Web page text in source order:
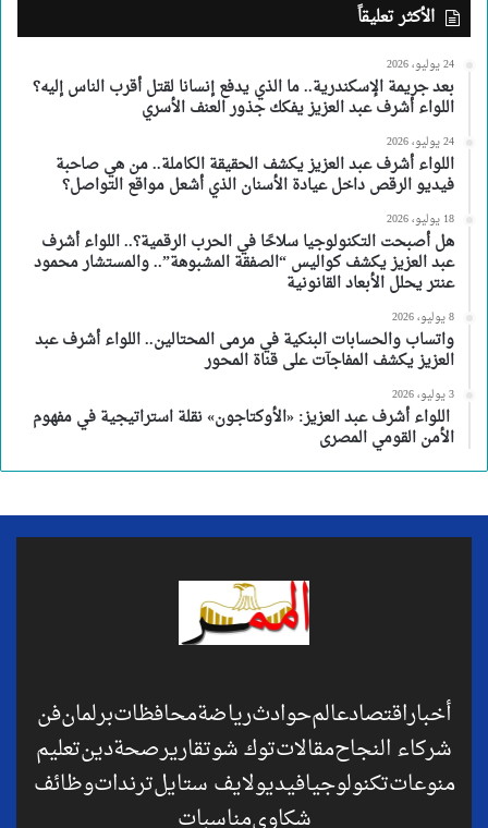
الأكثر تعليقاً
24 يوليو، 2026
بعد جريمة الإسكندرية.. ما الذي يدفع إنسانا لقتل أقرب الناس إليه؟
اللواء أشرف عبد العزيز يفكك جذور العنف الأسري
24 يوليو، 2026
اللواء أشرف عبد العزيز يكشف الحقيقة الكاملة.. من هي صاحبة
فيديو الرقص داخل عيادة الأسنان الذي أشعل مواقع التواصل؟
18 يوليو، 2026
هل أصبحت التكنولوجيا سلاحًا في الحرب الرقمية؟.. اللواء أشرف
عبد العزيز يكشف كواليس “الصفقة المشبوهة”.. والمستشار محمود
عنتر يحلل الأبعاد القانونية
8 يوليو، 2026
واتساب والحسابات البنكية في مرمى المحتالين.. اللواء أشرف عبد
العزيز يكشف المفاجآت على قناة المحور
3 يوليو، 2026
اللواء أشرف عبد العزيز: «الأوكتاجون» نقلة استراتيجية في مفهوم
الأمن القومي المصرى
أخباراقتصادعالمحوادثرياضةمحافظاتبرلمانفن
شركاء النجاحمقالاتتوك شوتقاريرصحةدينتعليم
منوعاتتكنولوجيافيديولايف ستايلترنداتوظائف
شكاويمناسبات